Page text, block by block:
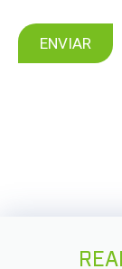
ENVIAR